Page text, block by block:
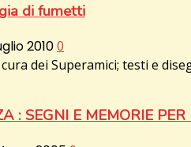
di fumetti
20100
dei Superamici; testi e
: SEGNI E MEMORIE